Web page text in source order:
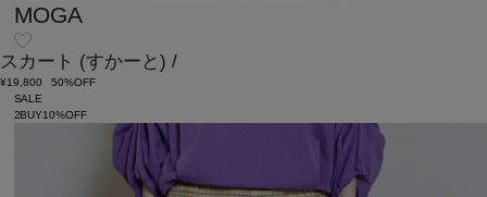
MOGA
スカート (すかーと) /
¥19,800
50%OFF
SALE
2BUY10%OFF